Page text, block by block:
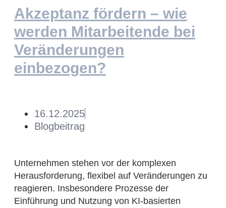
Akzeptanz fördern – wie
werden Mitarbeitende bei
Veränderungen
einbezogen?
16.12.2025
Blogbeitrag
Unternehmen stehen vor der komplexen
Herausforderung, flexibel auf Veränderungen zu
reagieren. Insbesondere Prozesse der
Einführung und Nutzung von KI-basierten